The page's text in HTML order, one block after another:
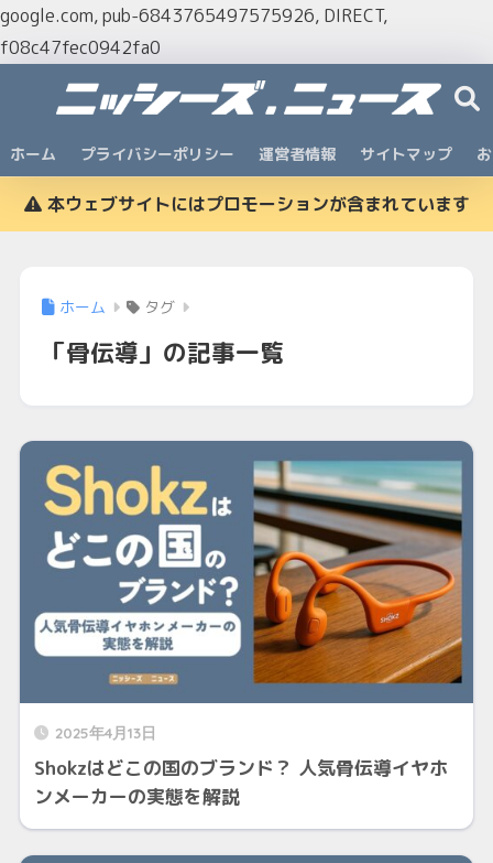
google.com, pub-6843765497575926, DIRECT,
f08c47fec0942fa0
ホーム プライバシーポリシー 運営者情報 サイトマップ
本ウェブサイトにはプロモーションが含まれています
ホーム タグ
「骨伝導」の記事一覧
2025年4月13日
Shokzはどこの国のブランド？ 人気骨伝導イヤホ
ンメーカーの実態を解説